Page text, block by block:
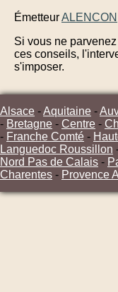
ÉmetteurALENCON
Si vous ne
ces conseils,
s'imposer.
Alsace -Aquitaine -
- Bretagne - Centre -
- Franche Comté -
Languedoc Roussillon
Nord Pas de Calais -
Charentes - Provence